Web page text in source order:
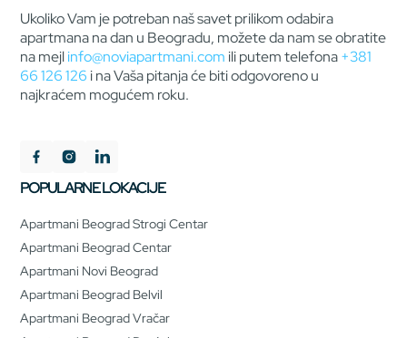
Ukoliko Vam je potreban naš savet prilikom odabira
apartmana na dan u Beogradu, možete da nam se obratite
na mejlinfo@noviapartmani.com ili putem telefona+381
66 126 126 i na Vaša pitanja će biti odgovoreno u
najkraćem mogućem roku.
POPULARNE LOKACIJE
Apartmani Beograd Strogi Centar
Apartmani Beograd Centar
Apartmani Novi Beograd
Apartmani Beograd Belvil
Apartmani Beograd Vračar